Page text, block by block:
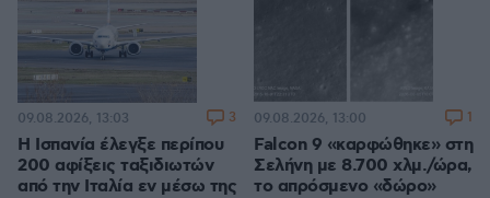
Η Ισπανία έλεγξε περίπου
200 αφίξεις ταξιδιωτών
από την Ιταλία εν μέσω της
09.08.2026, 13:03 3
Falcon 9 «καρφώθηκε» στη
Σελήνη με 8.700 χλμ./ώρα,
το απρόσμενο «δώρο»
09.08.2026, 13:00 1